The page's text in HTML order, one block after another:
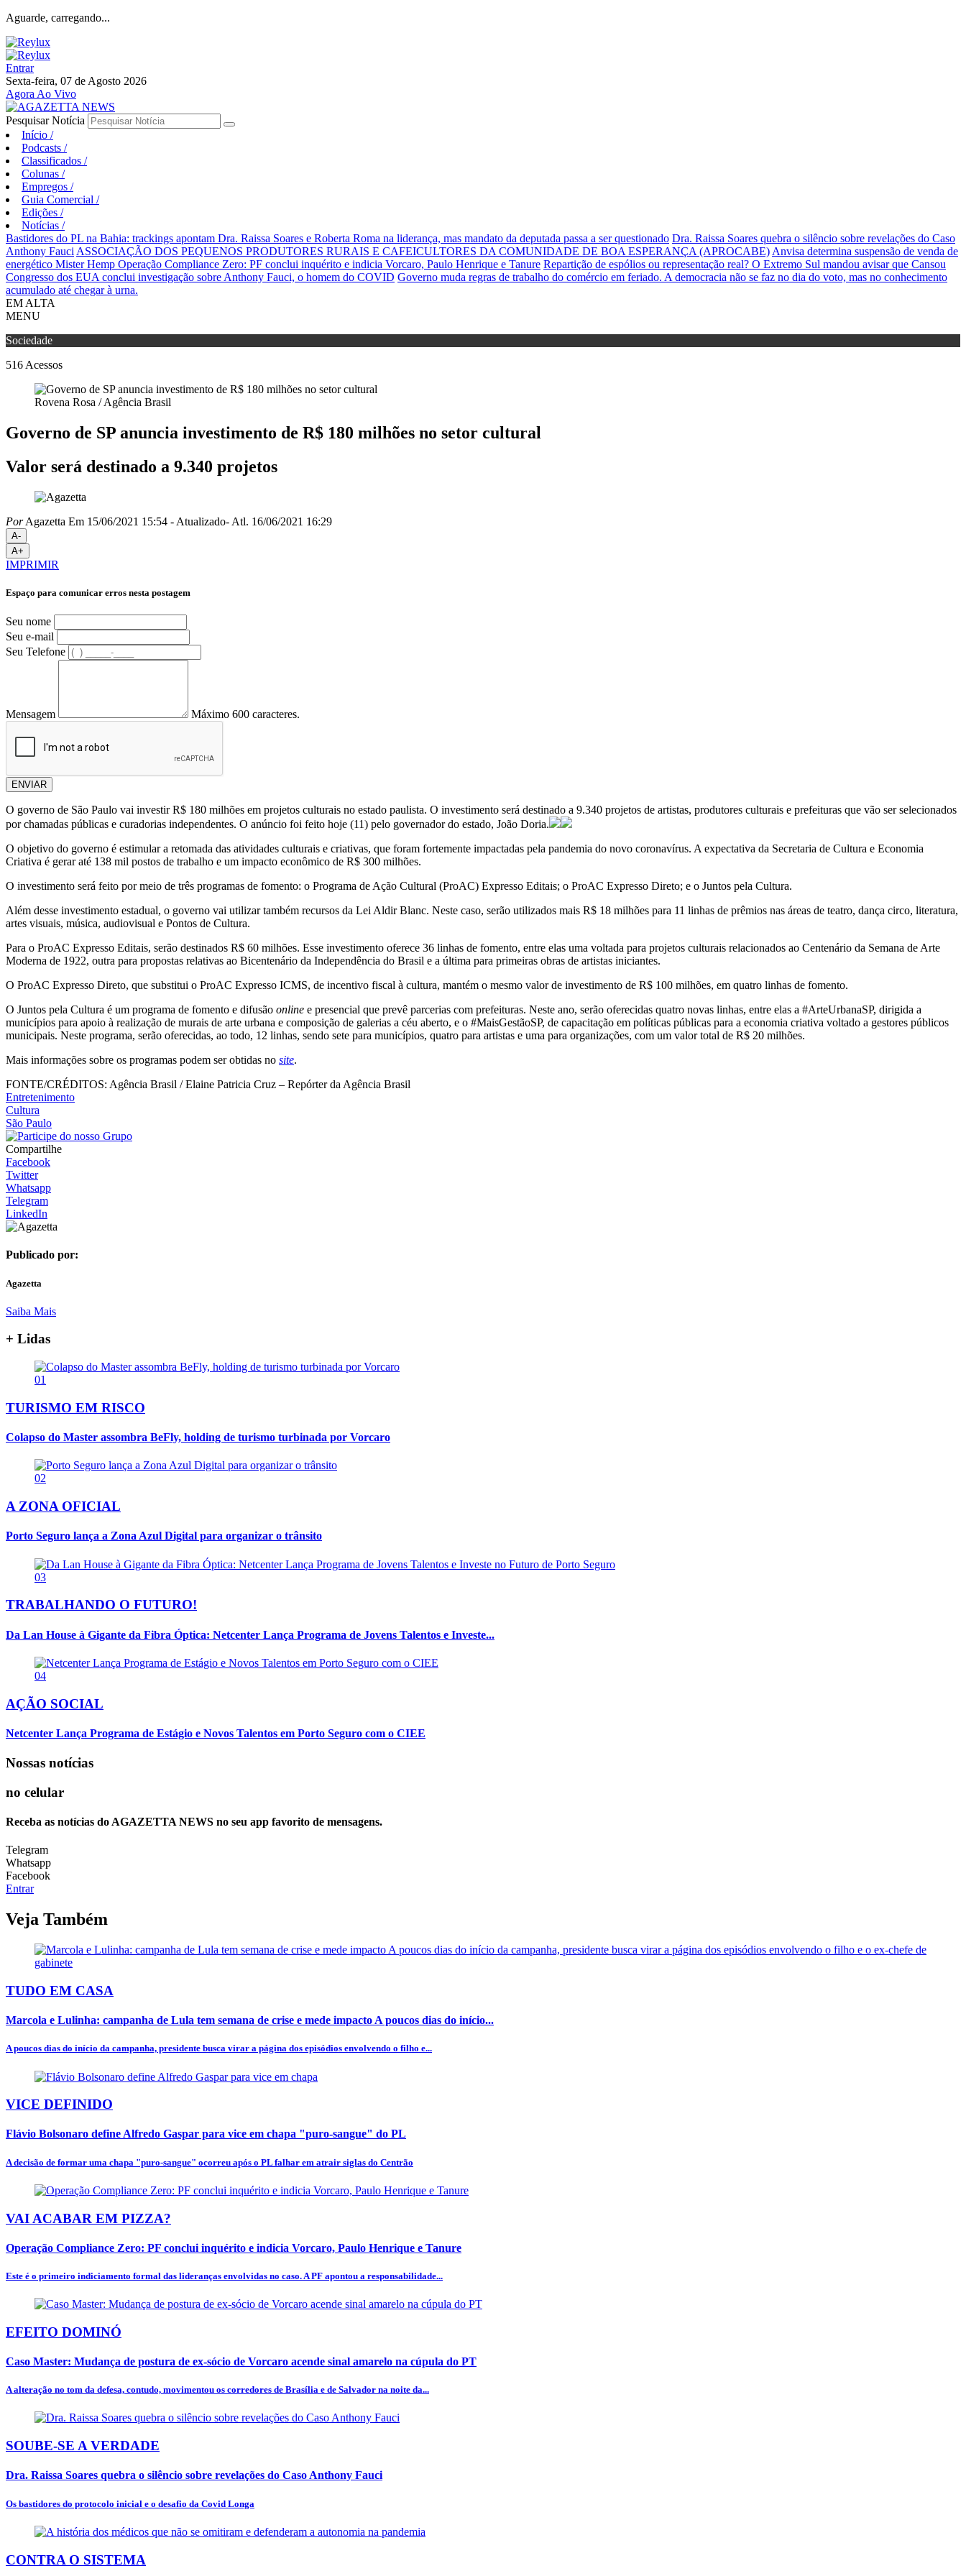
Aguarde, carregando...
Entrar
Sexta-feira, 07 de Agosto 2026
Agora Ao Vivo
Pesquisar Notícia
Início /
Podcasts /
Classificados /
Colunas /
Empregos /
Guia Comercial /
Edições /
Notícias /
Bastidores do PL na Bahia: trackings apontam Dra. Raissa Soares e Roberta Roma na liderança, mas mandato da deputada passa a ser questionado Dra. Raissa Soares quebra o silêncio sobre revelações do Caso
Anthony Fauci ASSOCIAÇÃO DOS PEQUENOS PRODUTORES RURAIS E CAFEICULTORES DA COMUNIDADE DE BOA ESPERANÇA (APROCABE) Anvisa determina suspensão de venda de
energético Mister Hemp Operação Compliance Zero: PF conclui inquérito e indicia Vorcaro, Paulo Henrique e Tanure Repartição de espólios ou representação real? O Extremo Sul mandou avisar que Cansou
Congresso dos EUA conclui investigação sobre Anthony Fauci, o homem do COVID Governo muda regras de trabalho do comércio em feriado. A democracia não se faz no dia do voto, mas no conhecimento
acumulado até chegar à urna.
EM ALTA
MENU
Sociedade
516 Acessos
Rovena Rosa / Agência Brasil
Governo de SP anuncia investimento de R$ 180 milhões no setor cultural
Valor será destinado a 9.340 projetos
PorAgazetta Em 15/06/2021 15:54 - Atualizado- Atl. 16/06/2021 16:29
A-
A+
IMPRIMIR
Espaço para comunicar erros nesta postagem
Seu nome
Seu e-mail
Seu Telefone
Mensagem Máximo 600 caracteres.
ENVIAR
O governo de São Paulo vai investir R$ 180 milhões em projetos culturais no estado paulista. O investimento será destinado a 9.340 projetos de artistas, produtores culturais e prefeituras que vão ser selecionados
por chamadas públicas e curadorias independentes. O anúncio foi feito hoje (11) pelo governador do estado, João Doria.
O objetivo do governo é estimular a retomada das atividades culturais e criativas, que foram fortemente impactadas pela pandemia do novo coronavírus. A expectativa da Secretaria de Cultura e Economia
Criativa é gerar até 138 mil postos de trabalho e um impacto econômico de R$ 300 milhões.
O investimento será feito por meio de três programas de fomento: o Programa de Ação Cultural (ProAC) Expresso Editais; o ProAC Expresso Direto; e o Juntos pela Cultura.
Além desse investimento estadual, o governo vai utilizar também recursos da Lei Aldir Blanc. Neste caso, serão utilizados mais R$ 18 milhões para 11 linhas de prêmios nas áreas de teatro, dança circo, literatura,
artes visuais, música, audiovisual e Pontos de Cultura.
Para o ProAC Expresso Editais, serão destinados R$ 60 milhões. Esse investimento oferece 36 linhas de fomento, entre elas uma voltada para projetos culturais relacionados ao Centenário da Semana de Arte
Moderna de 1922, outra para propostas relativas ao Bicentenário da Independência do Brasil e a última para primeiras obras de artistas iniciantes.
O ProAC Expresso Direto, que substitui o ProAC Expresso ICMS, de incentivo fiscal à cultura, mantém o mesmo valor de investimento de R$ 100 milhões, em quatro linhas de fomento.
O Juntos pela Cultura é um programa de fomento e difusão online e presencial que prevê parcerias com prefeituras. Neste ano, serão oferecidas quatro novas linhas, entre elas a #ArteUrbanaSP, dirigida a
municípios para apoio à realização de murais de arte urbana e composição de galerias a céu aberto, e o #MaisGestãoSP, de capacitação em políticas públicas para a economia criativa voltado a gestores públicos
municipais. Neste programa, serão oferecidas, ao todo, 12 linhas, sendo sete para municípios, quatro para artistas e uma para organizações, com um valor total de R$ 20 milhões.
Mais informações sobre os programas podem ser obtidas no site.
FONTE/CRÉDITOS: Agência Brasil / Elaine Patricia Cruz – Repórter da Agência Brasil
Entretenimento
Cultura
São Paulo
Compartilhe
Facebook
Twitter
Whatsapp
Telegram
LinkedIn
Publicado por:
Agazetta
Saiba Mais
+ Lidas
01
TURISMO EM RISCO
Colapso do Master assombra BeFly, holding de turismo turbinada por Vorcaro
02
A ZONA OFICIAL
Porto Seguro lança a Zona Azul Digital para organizar o trânsito
03
TRABALHANDO O FUTURO!
Da Lan House à Gigante da Fibra Óptica: Netcenter Lança Programa de Jovens Talentos e Investe...
04
AÇÃO SOCIAL
Netcenter Lança Programa de Estágio e Novos Talentos em Porto Seguro com o CIEE
Nossas notícias
no celular
Receba as notícias do AGAZETTA NEWS no seu app favorito de mensagens.
Telegram
Whatsapp
Facebook
Entrar
Veja Também
TUDO EM CASA
Marcola e Lulinha: campanha de Lula tem semana de crise e mede impacto A poucos dias do início...
A poucos dias do início da campanha, presidente busca virar a página dos episódios envolvendo o filho e...
VICE DEFINIDO
Flávio Bolsonaro define Alfredo Gaspar para vice em chapa "puro-sangue" do PL
A decisão de formar uma chapa "puro-sangue" ocorreu após o PL falhar em atrair siglas do Centrão
VAI ACABAR EM PIZZA?
Operação Compliance Zero: PF conclui inquérito e indicia Vorcaro, Paulo Henrique e Tanure
Este é o primeiro indiciamento formal das lideranças envolvidas no caso. A PF apontou a responsabilidade...
EFEITO DOMINÓ
Caso Master: Mudança de postura de ex-sócio de Vorcaro acende sinal amarelo na cúpula do PT
A alteração no tom da defesa, contudo, movimentou os corredores de Brasília e de Salvador na noite da...
SOUBE-SE A VERDADE
Dra. Raissa Soares quebra o silêncio sobre revelações do Caso Anthony Fauci
Os bastidores do protocolo inicial e o desafio da Covid Longa
CONTRA O SISTEMA